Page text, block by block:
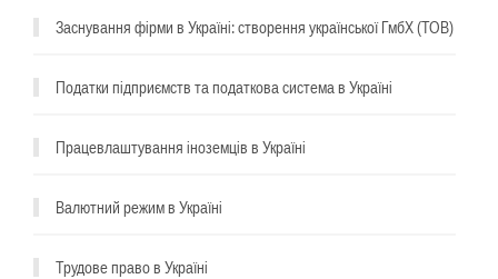
Заснування фірми в Україні: створення української ГмбХ (ТОВ)
Податки підприємств та податкова система в Україні
Працевлаштування іноземців в Україні
Валютний режим в Україні
Трудове право в Україні